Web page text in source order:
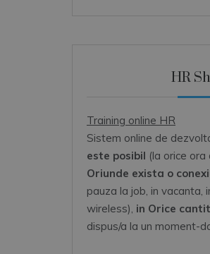
HR
Training online HR
Sistem online de
este posibil (la orice ora
Oriunde exista o
pauza la job, in vacanta,
wireless), in Orice
dispus/a la un moment-